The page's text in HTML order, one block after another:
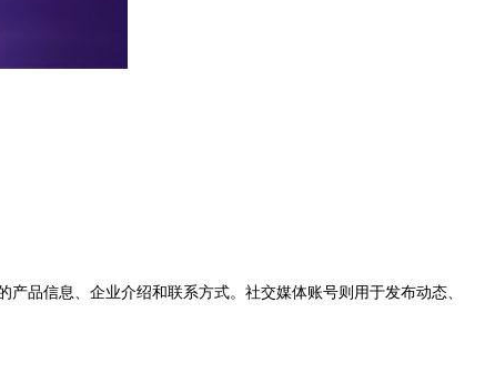
品信息、企业介绍和联系方式。社交媒体账号则用于发布动态、